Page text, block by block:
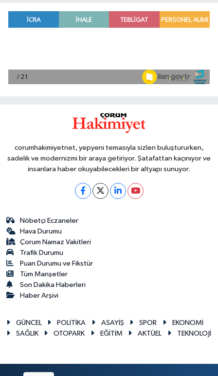
corumhakimiyetnet, yepyeni temasıyla sizleri buluştururken,
sadelik ve modernizmi bir araya getiriyor. Şatafattan kaçınıyor ve
insanlara haber okuyabilecekleri bir altyapı sunuyor.
Nöbetçi Eczaneler
Hava Durumu
Çorum Namaz Vakitleri
Trafik Durumu
Puan Durumu ve Fikstür
Tüm Manşetler
Son Dakika Haberleri
Haber Arşivi
GÜNCEL POLİTİKA ASAYİŞ SPOR
EKONOMİ
SAĞLIK
OTOPARK EĞİTİM AKTÜEL TEKNOLOJİ